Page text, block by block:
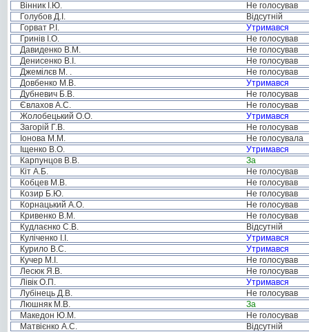
Вінник І.Ю.
Не голосував
Голубов Д.І.
Відсутній
Горват Р.І.
Утримався
Гринів І.О.
Не голосував
Давиденко В.М.
Не голосував
Денисенко В.І.
Не голосував
Джемілєв М. .
Не голосував
Довбенко М.В.
Утримався
Дубневич Б.В.
Не голосував
Євлахов А.С.
Не голосував
Жолобецький О.О.
Утримався
Загорій Г.В.
Не голосував
Іонова М.М.
Не голосувала
Іщенко В.О.
Утримався
Карпунцов В.В.
За
Кіт А.Б.
Не голосував
Кобцев М.В.
Не голосував
Козир Б.Ю.
Не голосував
Корнацький А.О.
Не голосував
Кривенко В.М.
Не голосував
Кудлаєнко С.В.
Відсутній
Куліченко І.І.
Утримався
Курило В.С.
Утримався
Кучер М.І.
Не голосував
Лесюк Я.В.
Не голосував
Лівік О.П.
Утримався
Лубінець Д.В.
Не голосував
Люшняк М.В.
За
Македон Ю.М.
Не голосував
Матвієнко А.С.
Відсутній